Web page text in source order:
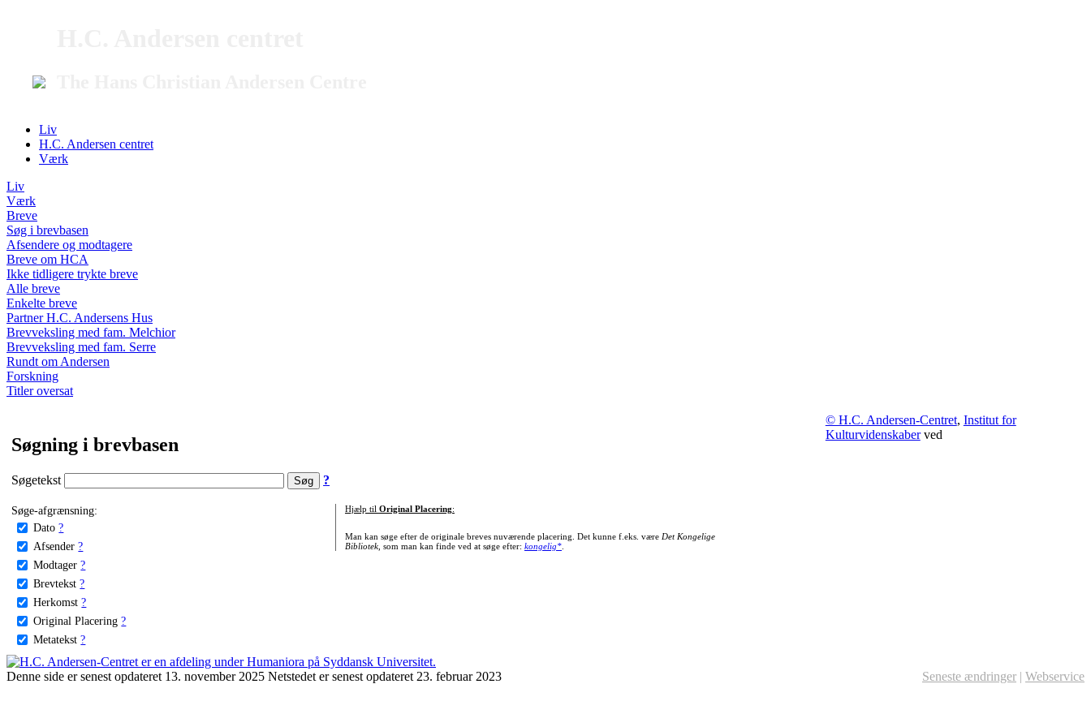
Liv
H.C. Andersen centret
Værk
Liv
Værk
Breve
Søg i brevbasen
Afsendere og modtagere
Breve om HCA
Ikke tidligere trykte breve
Alle breve
Enkelte breve
Partner H.C. Andersens Hus
Brevveksling med fam. Melchior
Brevveksling med fam. Serre
Rundt om Andersen
Forskning
Titler oversat
Søgning i brevbasen
Søgetekst ?
Søge-afgrænsning:
Dato ?
Afsender ?
Modtager ?
Brevtekst ?
Herkomst ?
Original Placering ?
Metatekst ?
Hjælp til Original Placering:
Man kan søge efter de originale breves nuværende placering. Det kunne f.eks. være Det Kongelige
Bibliotek, som man kan finde ved at søge efter: kongelig*.
© H.C. Andersen-Centret, Institut for
Kulturvidenskaberved
Denne side er senest opdateret 13. november 2025 Netstedet er senest opdateret 23. februar 2023 Seneste ændringer | Webservice